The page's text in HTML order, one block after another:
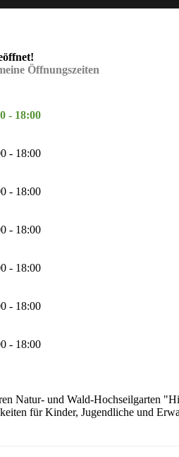
Öffnungszeiten
- 18:00
- 18:00
- 18:00
- 18:00
- 18:00
- 18:00
- 18:00
Natur- und Wald-Hochseilgarten
für Kinder, Jugendliche und